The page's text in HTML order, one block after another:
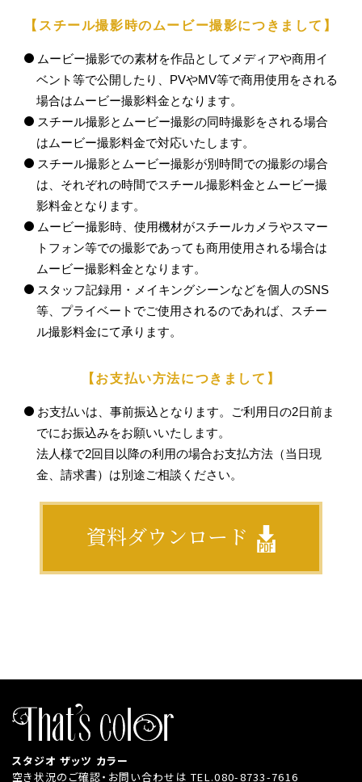
【スチール撮影時のムービー撮影につきまして】
ムービー撮影での素材を作品としてメディアや商用イ
ベント等で公開したり、PVやMV等で商用使用をされる
場合はムービー撮影料金となります。
スチール撮影とムービー撮影の同時撮影をされる場合
はムービー撮影料金で対応いたします。
スチール撮影とムービー撮影が別時間での撮影の場合
は、それぞれの時間でスチール撮影料金とムービー撮
影料金となります。
ムービー撮影時、使用機材がスチールカメラやスマー
トフォン等での撮影であっても商用使用される場合は
ムービー撮影料金となります。
スタッフ記録用・メイキングシーンなどを個人のSNS
等、プライベートでご使用されるのであれば、スチー
ル撮影料金にて承ります。
【お支払い方法につきまして】
お支払いは、事前振込となります。ご利用日の2日前ま
でにお振込みをお願いいたします。
法人様で2回目以降の利用の場合お支払方法（当日現
金、請求書）は別途ご相談ください。
資料ダウンロード
スタジオ ザッツ カラー
空き状況のご確認・お問い合わせはTEL.080-8733-7616